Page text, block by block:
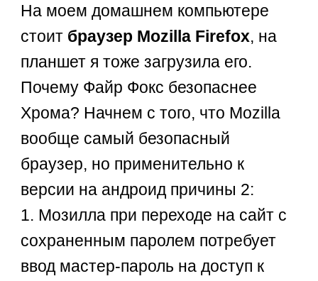
На моем домашнем компьютере
стоит браузер Mozilla Firefox, на
планшет я тоже загрузила его.
Почему Файр Фокс безопаснее
Хрома? Начнем с того, что Mozilla
вообще самый безопасный
браузер, но применительно к
версии на андроид причины 2:
1. Мозилла при переходе на сайт с
сохраненным паролем потребует
ввод мастер-пароль на доступ к